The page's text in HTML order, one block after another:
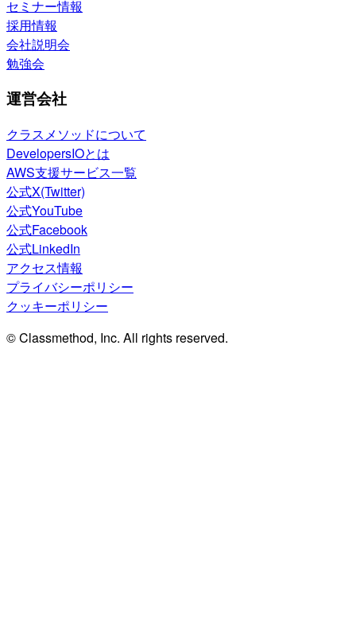
セミナー情報
採用情報
会社説明会
勉強会
運営会社
クラスメソッドについて
DevelopersIOとは
AWS支援サービス一覧
公式X(Twitter)
公式YouTube
公式Facebook
公式LinkedIn
アクセス情報
プライバシーポリシー
クッキーポリシー
© Classmethod, Inc. All rights reserved.